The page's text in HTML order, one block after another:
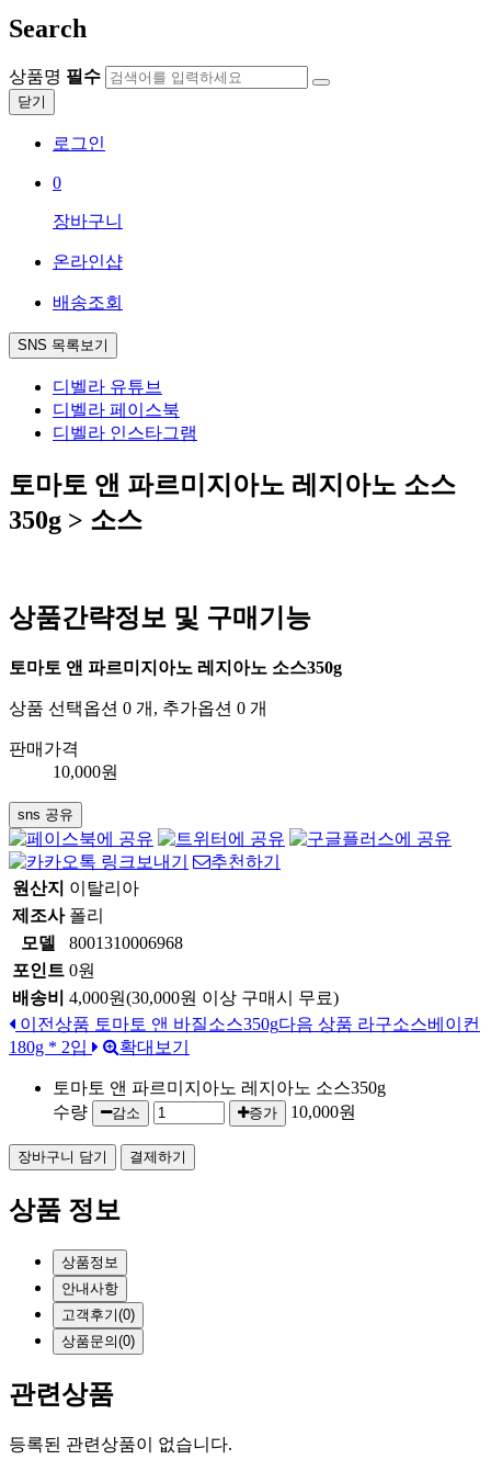
Search
상품명 필수
닫기
로그인
0
장바구니
온라인샵
배송조회
SNS 목록보기
디벨라 유튜브
디벨라 페이스북
디벨라 인스타그램
토마토 앤 파르미지아노 레지아노 소스
350g > 소스
상품간략정보 및 구매기능
토마토 앤 파르미지아노 레지아노 소스350g
상품 선택옵션 0 개, 추가옵션 0 개
판매가격
10,000원
sns 공유
추천하기
원산지 이탈리아
제조사 폴리
모델
8001310006968
포인트 0원
배송비 4,000원(30,000원 이상 구매시 무료)
이전상품 토마토 앤 바질소스350g다음 상품 라구소스베이컨
180g * 2입
확대보기
토마토 앤 파르미지아노 레지아노 소스350g
수량
감소 증가 10,000원
상품 정보
상품정보
안내사항
고객후기(0)
상품문의(0)
관련상품
등록된 관련상품이 없습니다.